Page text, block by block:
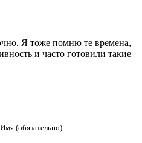
Я тоже помню те времена,
и часто готовили такие
Имя (обязательно)